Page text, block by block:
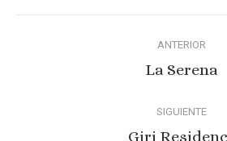
ANTERIOR
La Serena
SIGUIENTE
Giri